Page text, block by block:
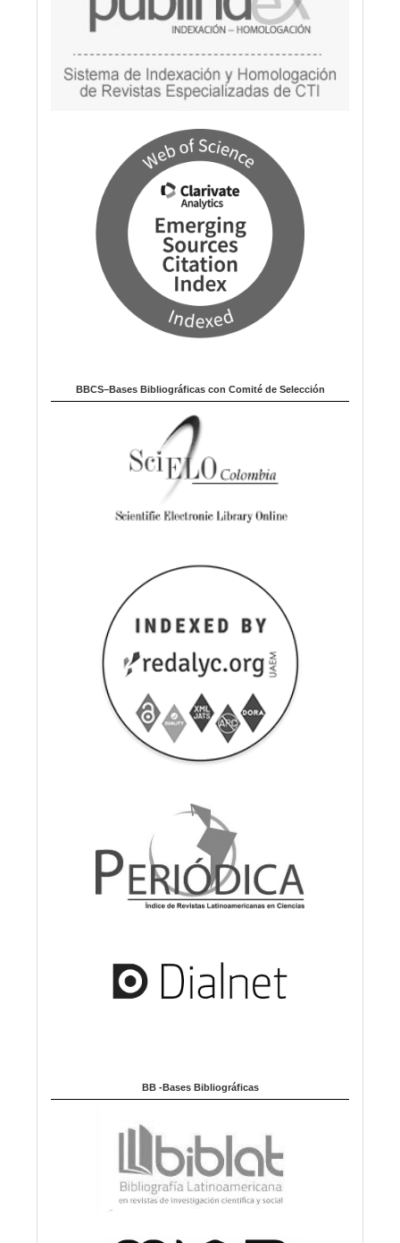
BBCS–Bases Bibliográficas con Comité de Selección
BB -Bases Bibliográficas